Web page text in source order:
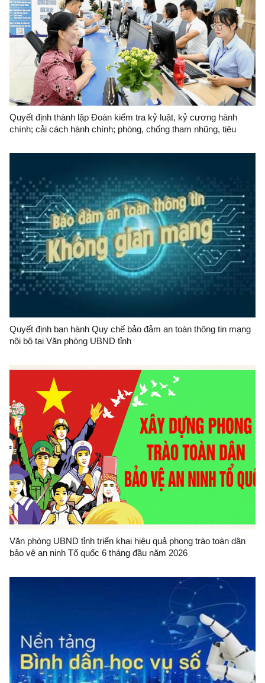
Quyết định thành lập Đoàn kiểm tra kỷ luật, kỷ cương hành
chính; cải cách hành chính; phòng, chống tham nhũng, tiêu
Văn phòng UBND tỉnh năm 2026
Quyết định ban hành Quy chế bảo đảm an toàn thông tin mạng
nội bộ tại Văn phòng UBND tỉnh
Văn phòng UBND tỉnh triển khai hiệu quả phong trào toàn dân
bảo vệ an ninh Tổ quốc 6 tháng đầu năm 2026